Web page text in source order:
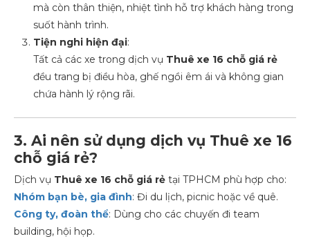
mà còn thân thiện, nhiệt tình hỗ trợ khách hàng trong
suốt hành trình.
Tiện nghi hiện đại:
Tất cả các xe trong dịch vụ Thuê xe 16 chỗ giá rẻ
đều trang bị điều hòa, ghế ngồi êm ái và không gian
chứa hành lý rộng rãi.
3. Ai nên sử dụng dịch vụ Thuê xe 16
chỗ giá rẻ?
Dịch vụ Thuê xe 16 chỗ giá rẻ tại TPHCM phù hợp cho:
Nhóm bạn bè, gia đình: Đi du lịch, picnic hoặc về quê.
Công ty, đoàn thể: Dùng cho các chuyến đi team
building, hội họp.